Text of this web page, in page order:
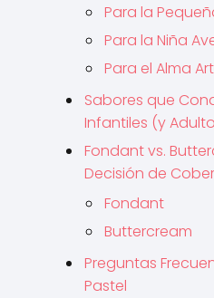
Para la
Para la Niña
Para el Alma
Sabores que
Infantiles (y
Fondant vs.
Decisión de
Fondant
Buttercream
Preguntas
Pastel